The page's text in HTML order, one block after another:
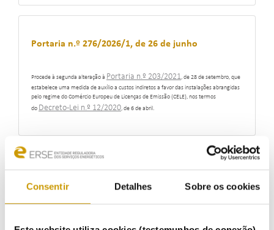
Consentir Detalhes Sobre os cookies
Portaria n.º 276/2026/1, de 26 de junho
Procede à segunda alteração à Portaria n.º 203/2021, de 28 de setembro, que
estabelece uma medida de auxílio a custos indiretos a favor das instalações abrangidas
pelo regime do Comércio Europeu de Licenças de Emissão (CELE), nos termos
do Decreto-Lei n.º 12/2020, de 6 de abril.
Cria o regime jurídico do contrato de aproveitamento energético renovável,
autoconsumo a partir de fontes renováveis e alterando o
Decreto-Lei n.º